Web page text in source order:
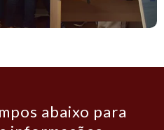
abaixo para